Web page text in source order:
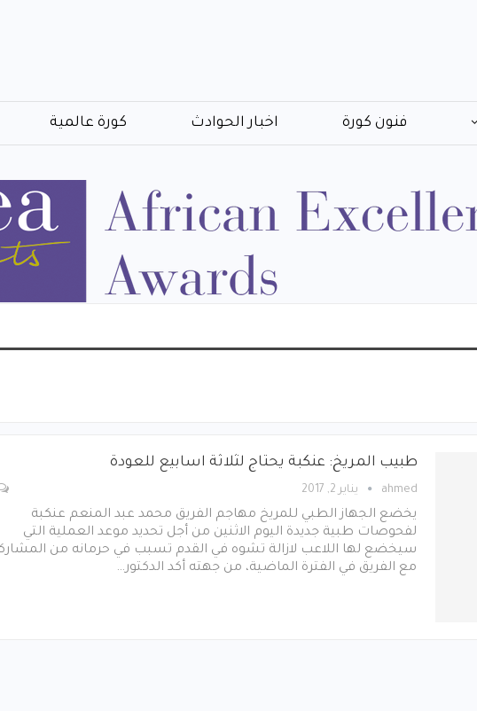
فنون كورة اخبار الحوادث كورة عالمية
طبيب المريخ: عنكبة يحتاج لثلاثة اسابيع للعودة
ahmed يناير 2, 2017
يخضع الجهاز الطبي للمريخ مهاجم الفريق محمد عبد المنعم عنكبة
لفحوصات طبية جديدة اليوم الاثنين من أجل تحديد موعد العملية التي
سيخضع لها اللاعب لازالة تشوه في القدم تسبب في حرمانه من
مع الفريق في الفترة الماضية، من جهته أكد الدكتور…